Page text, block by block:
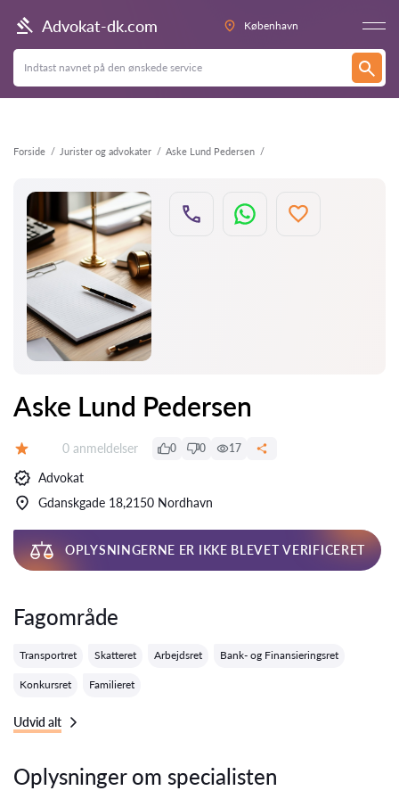
Advokat-dk.com København
Forside Jurister og advokater Aske Lund Pedersen
Tilbage
Aske Lund Pedersen
Anmeldelser:
0 anmeldelser 0 0 17
Advokat
Gdanskgade 18,2150 Nordhavn
OPLYSNINGERNE ER IKKE BLEVET VERIFICERET
Fagområde
Transportret Skatteret Arbejdsret Bank- og Finansieringsret
Konkursret Familieret
Udvid alt
Oplysninger om specialisten